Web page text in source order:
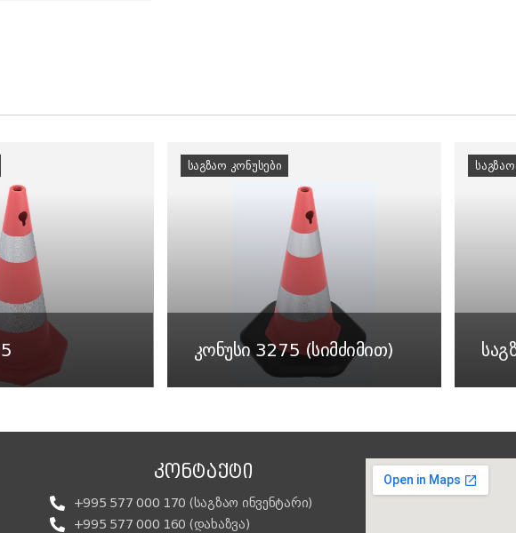
კონუსი 3275 (სიმძიმით)
ᲡᲐᲒᲖᲐᲝ ᲙᲝᲜᲣᲡᲔᲑᲘ
ᲙᲝᲜᲢᲐᲥᲢᲘ
+995 577 000 170 (საგზაო ინვენტარი)
+995 577 000 160 (დახაზვა)